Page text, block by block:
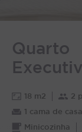
Quarto
18 m2
2
1 cama de
Minicozinha